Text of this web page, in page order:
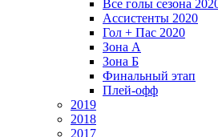
Все голы сезона
Ассистенты 2020
Гол + Пас 2020
Зона А
Зона Б
Финальный этап
Плей-офф
2019
2018
2017